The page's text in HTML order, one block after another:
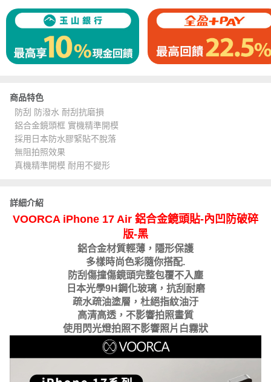
商品特色
防刮 防潑水 耐刮抗磨損
鋁合金鏡頭框 實機精準開模
採用日本防水膠緊貼不脫落
無阻拍照效果
真機精準開模 耐用不變形
詳細介紹
VOORCA iPhone 17 Air 鋁合金鏡頭貼-內凹防破碎
版-黑
鋁合金材質輕薄，隱形保護
多樣時尚色彩隨你搭配.
防刮傷撞傷鏡頭完整包覆不入塵
日本光學9H鋼化玻璃，抗刮耐磨
疏水疏油塗層，杜絕指紋油汙
高清高透，不影響拍照畫質
使用閃光燈拍照不影響照片白霧狀